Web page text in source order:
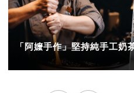
「阿嬤手作」堅持純手工奶